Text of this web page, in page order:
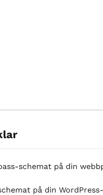
schemat på din
på din